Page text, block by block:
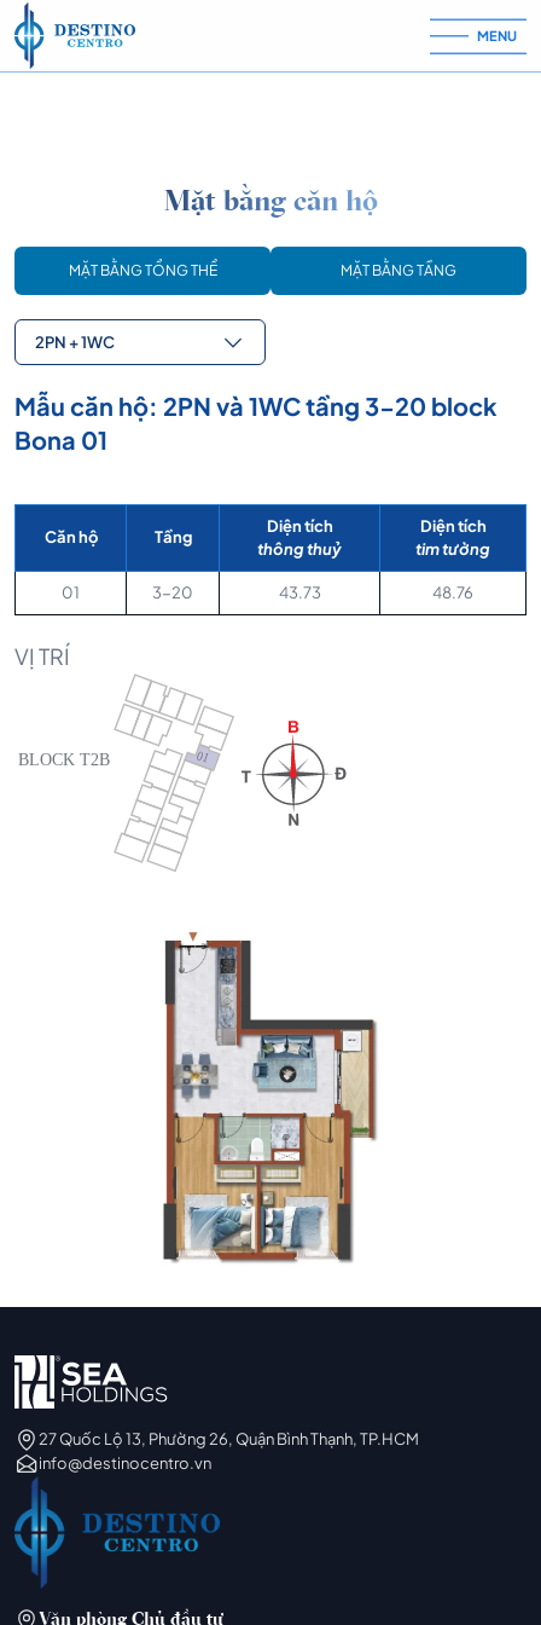
Skip to content
MENU
Mặt bằng căn hộ
MẶT BẰNG TỔNG THỂ MẶT BẰNG TẦNG
2PN + 1WC
Mẫu căn hộ: 2PN và 1WC tầng 3-20 block
Bona 01
Căn hộ Tầng
Diện tích
thông thuỷ
Diện tích
tim tường
01 3-20 43.73 48.76
VỊ TRÍ
27 Quốc Lộ 13, Phường 26, Quận Bình Thạnh, TP.HCM
info@destinocentro.vn
Văn phòng Chủ đầu tư